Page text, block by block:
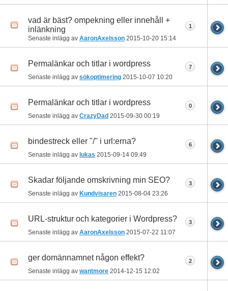
vad är bäst? ompekning eller innehåll +
inlänkning
Senaste inlägg av AaronAxelsson 2015-10-20 15:14
1
Permalänkar och titlar i wordpress
Senaste inlägg av sökoptimering 2015-10-07 10:20
7
Permalänkar och titlar i wordpress
Senaste inlägg av CrazyDad 2015-09-30 00:19
0
bindestreck eller "/" i url:erna?
Senaste inlägg av lukas 2015-09-14 09:49
6
Skadar följande omskrivning min SEO?
Senaste inlägg av Kundvisaren 2015-08-04 23:26
3
URL-struktur och kategorier i Wordpress?
Senaste inlägg av AaronAxelsson 2015-07-22 11:07
3
ger domännamnet någon effekt?
Senaste inlägg av wantmore 2014-12-15 12:02
2